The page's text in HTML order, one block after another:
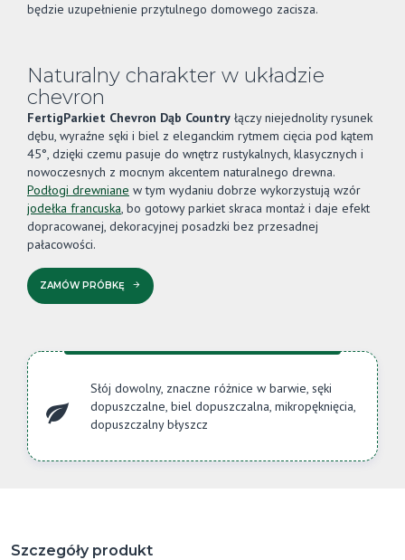
będzie uzupełnienie przytulnego domowego zacisza.
Naturalny charakter w układzie
chevron
FertigParkiet Chevron Dąb Country łączy niejednolity rysunek
dębu, wyraźne sęki i biel z eleganckim rytmem cięcia pod kątem
45°, dzięki czemu pasuje do wnętrz rustykalnych, klasycznych i
nowoczesnych z mocnym akcentem naturalnego drewna.
Podłogi drewniane w tym wydaniu dobrze wykorzystują wzór
jodełka francuska, bo gotowy parkiet skraca montaż i daje efekt
dopracowanej, dekoracyjnej posadzki bez przesadnej
pałacowości.
ZAMÓW PRÓBKĘ
Słój dowolny, znaczne różnice w barwie, sęki
dopuszczalne, biel dopuszczalna, mikropęknięcia,
dopuszczalny błyszcz
Szczegóły produkt